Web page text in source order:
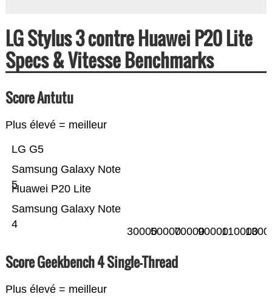
LG Stylus 3 contre Huawei P20 Lite
Specs & Vitesse Benchmarks
Score Antutu
Plus élevé = meilleur
Samsung Galaxy Note
4
Huawei P20 Lite
Samsung Galaxy Note
5
LG G5
30000500007000090000110000
Score Geekbench 4 Single-Thread
Plus élevé = meilleur